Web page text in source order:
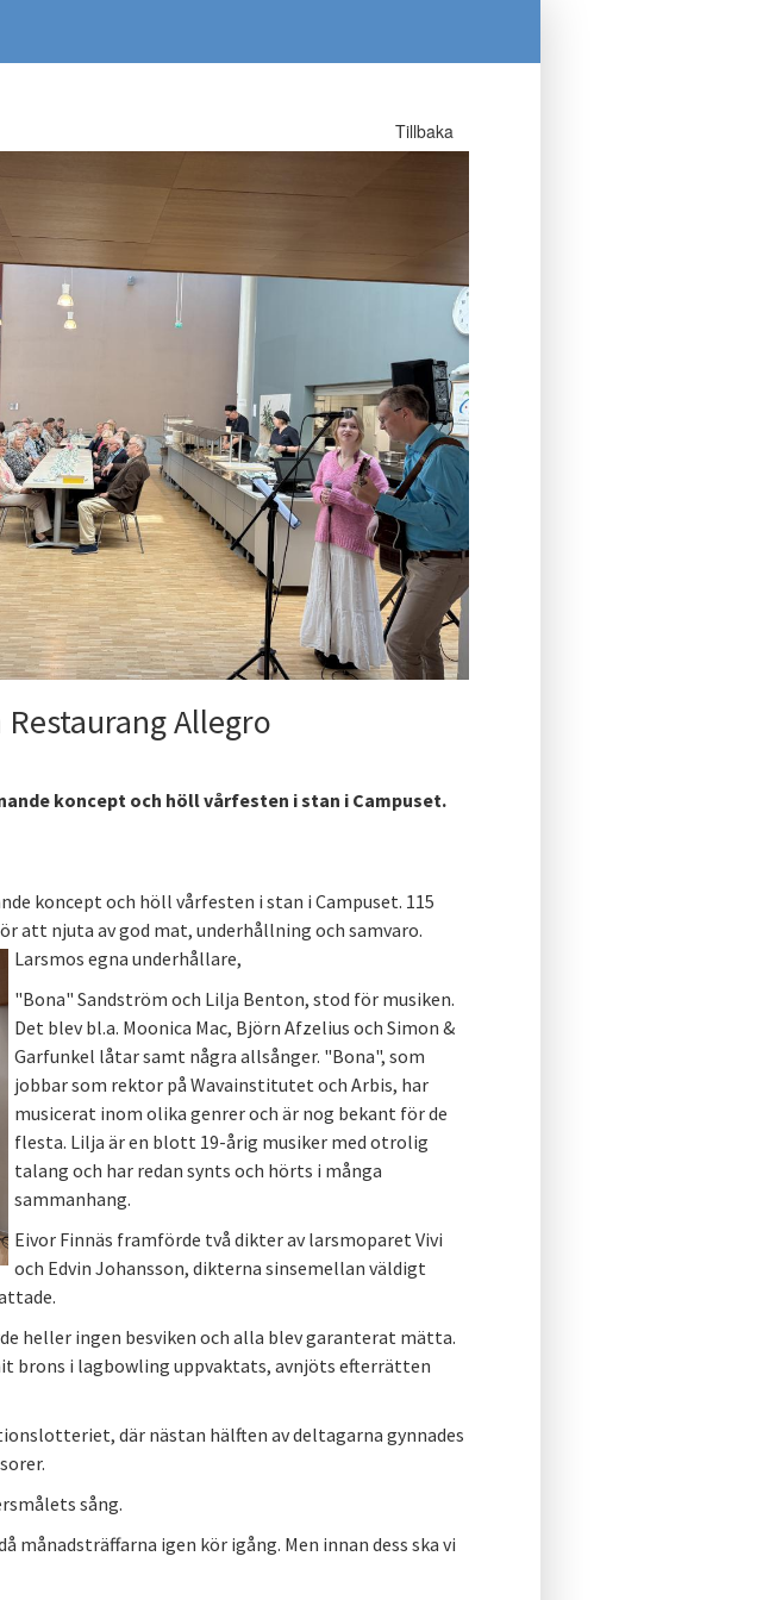
Tillbaka
Allegro
koncept och höll vårfesten i stan i Campuset.
koncept och höll vårfesten i stan i Campuset. 115
att njuta av god mat, underhållning och samvaro.
Larsmos egna underhållare,
"Bona" Sandström och Lilja Benton, stod för musiken.
Det blev bl.a. Moonica Mac, Björn Afzelius och Simon &
Garfunkel låtar samt några allsånger. "Bona", som
jobbar som rektor på Wavainstitutet och Arbis, har
musicerat inom olika genrer och är nog bekant för de
flesta. Lilja är en blott 19-årig musiker med otrolig
talang och har redan synts och hörts i många
sammanhang.
Eivor Finnäs framförde två dikter av larsmoparet Vivi
och Edvin Johansson, dikterna sinsemellan väldigt
heller ingen besviken och alla blev garanterat mätta.
brons i lagbowling uppvaktats, avnjöts efterrätten
där nästan hälften av deltagarna gynnades
sång.
månadsträffarna igen kör igång. Men innan dess ska vi